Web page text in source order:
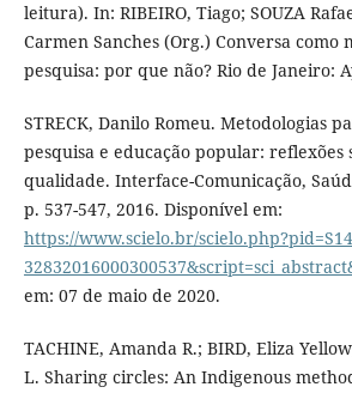
leitura). In: RIBEIRO, Tiago; SOUZA
Carmen Sanches (Org.) Conversa como
pesquisa: por que não? Rio de Janeiro:
STRECK, Danilo Romeu. Metodologias
pesquisa e educação popular:
qualidade. Interface-Comunicação,
p. 537-547, 2016. Disponível em:
https://www.scielo.br/
em: 07 de maio de 2020.
TACHINE, Amanda R.; BIRD, Eliza
L. Sharing circles: An Indigenous